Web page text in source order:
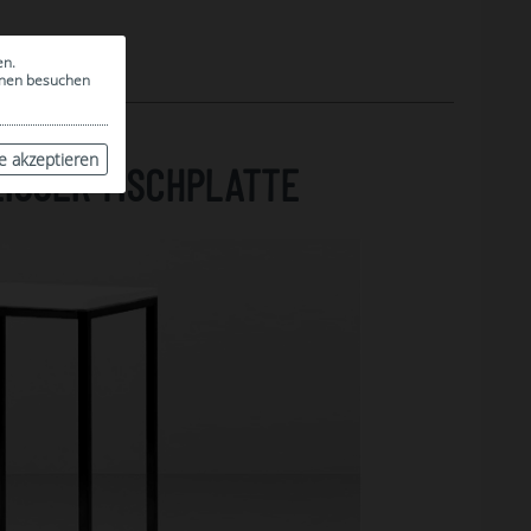
besuchen
akzeptierenTISCHPLATTE